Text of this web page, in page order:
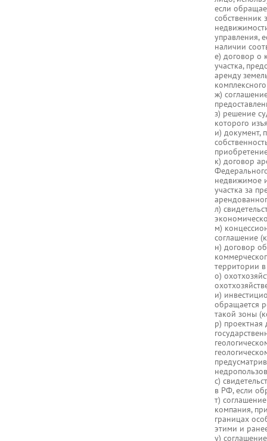
если
собственник
управления,
наличии
е) договор о
участка,
аренду
ж)
з) решение
которого
и) документ,
к) договор
недвижимое
участка за
л)
м)
соглашение
н) договор
территории
о)
и)
обращается
такой зоны
р) проектная
с)
в РФ, если
т)
компания,
границах
этими и
у)